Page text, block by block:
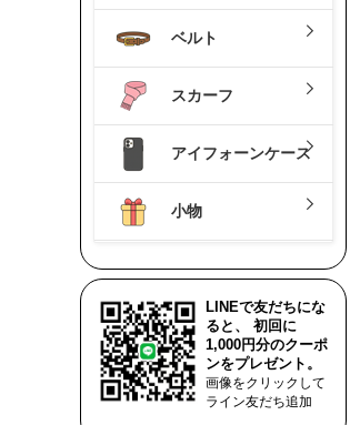
ベルト
スカーフ
アイフォーンケース
小物
LINEで友だちにな
ると、 初回に
1,000円分のクーポ
ンをプレゼント。
画像をクリックして
ライン友だち追加